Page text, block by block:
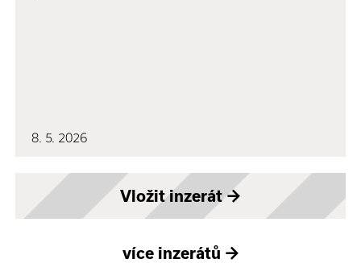
8. 5. 2026
Vložit inzerát→
více inzerátů →